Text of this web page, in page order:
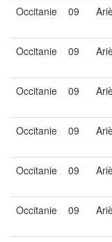
Occitanie 09
Occitanie 09
Occitanie 09
Occitanie 09
Occitanie 09
Occitanie 09